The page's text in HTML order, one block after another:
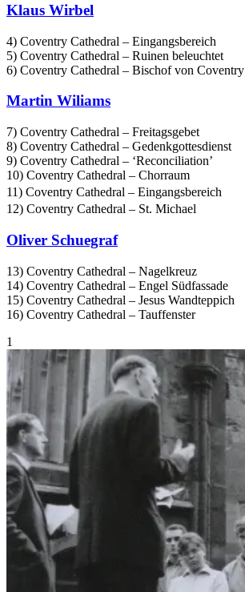
Klaus Wirbel
4) Coventry Cathedral – Eingangsbereich
5) Coventry Cathedral – Ruinen beleuchtet
6) Coventry Cathedral – Bischof von Coventry
Martin Wiliams
7) Coventry Cathedral – Freitagsgebet
8) Coventry Cathedral – Gedenkgottesdienst
9) Coventry Cathedral – ‘Reconciliation’
10) Coventry Cathedral – Chorraum
11) Coventry Cathedral – Eingangsbereich
12) Coventry Cathedral – St. Michael
Oliver Schuegraf
13) Coventry Cathedral – Nagelkreuz
14) Coventry Cathedral – Engel Südfassade
15) Coventry Cathedral – Jesus Wandteppich
16) Coventry Cathedral – Tauffenster
1